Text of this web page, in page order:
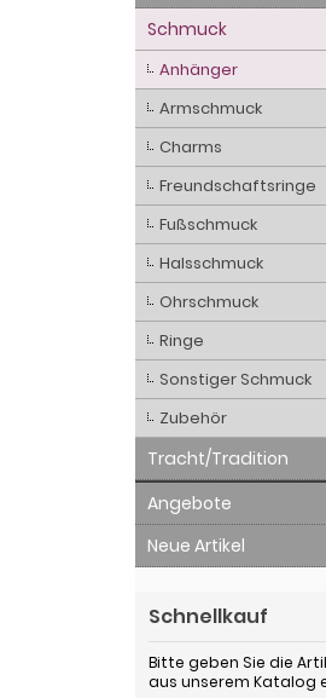
Schmuck
Anhänger
Armschmuck
Charms
Freundschaftsringe
Fußschmuck
Halsschmuck
Ohrschmuck
Ringe
Sonstiger Schmuck
Zubehör
Tracht/Tradition
Angebote
Neue Artikel
Schnellkauf
Bitte geben Sie die
aus unserem Katalog